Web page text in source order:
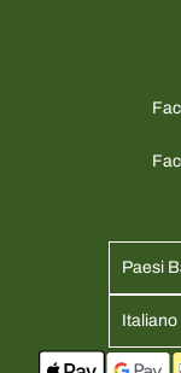
Paesi
Italiano